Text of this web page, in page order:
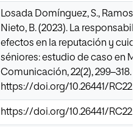
Losada Domínguez, S., Ramos
Nieto, B. (2023). La
efectos en la reputación y
séniores: estudio de caso en
Comunicación, 22(2), 299–318.
https://doi.org/10.26441/
https://doi.org/10.26441/